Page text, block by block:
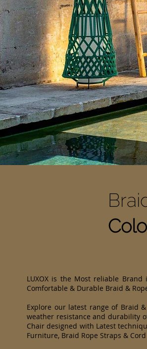
LUXOX is the Most reliable
Comfortable & Durable Braid &
Explore our latest range of Braid &
weather resistance and durability
Chair designed with Latest
Furniture, Braid Rope Straps &